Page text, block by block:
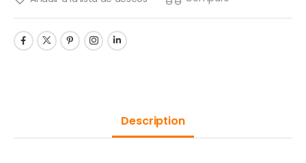
Description